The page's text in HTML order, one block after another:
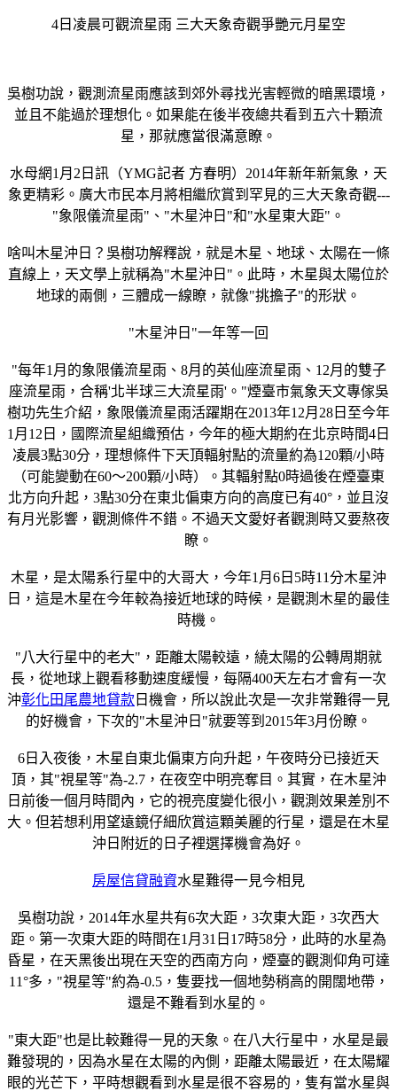
4日凌晨可觀流星雨 三大天象奇觀爭艷元月星空
吳樹功說，觀測流星雨應該到郊外尋找光害輕微的暗黑環境，
並且不能過於理想化。如果能在後半夜總共看到五六十顆流
星，那就應當很滿意瞭。
水母網1月2日訊（YMG記者 方春明）2014年新年新氣象，天
象更精彩。廣大市民本月將相繼欣賞到罕見的三大天象奇觀---
"象限儀流星雨"、"木星沖日"和"水星東大距"。
啥叫木星沖日？吳樹功解釋說，就是木星、地球、太陽在一條
直線上，天文學上就稱為"木星沖日"。此時，木星與太陽位於
地球的兩側，三體成一線瞭，就像"挑擔子"的形狀。
"木星沖日"一年等一回
"每年1月的象限儀流星雨、8月的英仙座流星雨、12月的雙子
座流星雨，合稱'北半球三大流星雨'。"煙臺市氣象天文專傢吳
樹功先生介紹，象限儀流星雨活躍期在2013年12月28日至今年
1月12日，國際流星組織預估，今年的極大期約在北京時間4日
凌晨3點30分，理想條件下天頂輻射點的流量約為120顆/小時
（可能變動在60～200顆/小時）。其輻射點0時過後在煙臺東
北方向升起，3點30分在東北偏東方向的高度已有40°，並且沒
有月光影響，觀測條件不錯。不過天文愛好者觀測時又要熬夜
瞭。
木星，是太陽系行星中的大哥大，今年1月6日5時11分木星沖
日，這是木星在今年較為接近地球的時候，是觀測木星的最佳
時機。
"八大行星中的老大"，距離太陽較遠，繞太陽的公轉周期就
長，從地球上觀看移動速度緩慢，每隔400天左右才會有一次
沖彰化田尾農地貸款 日機會，所以說此次是一次非常難得一見
的好機會，下次的"木星沖日"就要等到2015年3月份瞭。
6日入夜後，木星自東北偏東方向升起，午夜時分已接近天
頂，其"視星等"為-2.7，在夜空中明亮奪目。其實，在木星沖
日前後一個月時間內，它的視亮度變化很小，觀測效果差別不
大。但若想利用望遠鏡仔細欣賞這顆美麗的行星，還是在木星
沖日附近的日子裡選擇機會為好。
房屋信貸融資水星難得一見今相見
吳樹功說，2014年水星共有6次大距，3次東大距，3次西大
距。第一次東大距的時間在1月31日17時58分，此時的水星為
昏星，在天黑後出現在天空的西南方向，煙臺的觀測仰角可達
11°多，"視星等"約為-0.5，隻要找一個地勢稍高的開闊地帶，
還是不難看到水星的。
"東大距"也是比較難得一見的天象。在八大行星中，水星是最
難發現的，因為水星在太陽的內側，距離太陽最近，在太陽耀
眼的光芒下，平時想觀看到水星是很不容易的，隻有當水星與